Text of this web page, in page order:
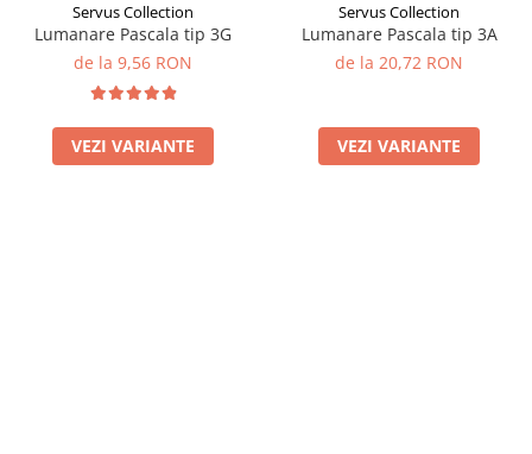
Servus Collection
Lumanare Pascala tip 3G
de la 9,56 RON
VEZI VARIANTE
Servus Collection
Lumanare Pascala tip 3A
de la 20,72 RON
VEZI VARIANTE